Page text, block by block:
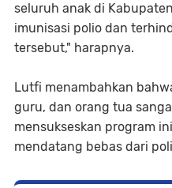
seluruh anak di
imunisasi polio dan
tersebut," harapnya.
Lutfi menambahkan
guru, dan orang tua
mensukseskan program
mendatang bebas dari